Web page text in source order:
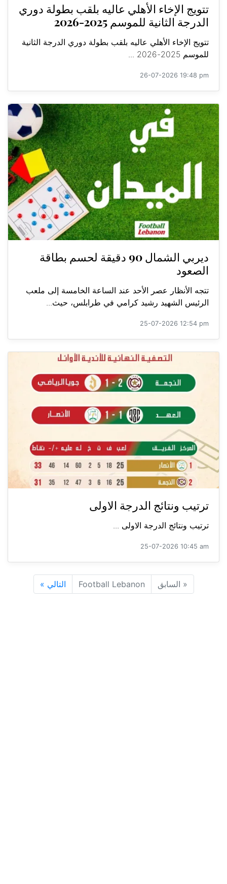
تتويج الإخاء الأهلي عاليه بلقب بطولة دوري
الدرجة الثانية للموسم 2025-2026
تتويج الإخاء الأهلي عاليه بلقب بطولة دوري الدرجة الثانية
للموسم 2025-2026 ...
26-07-2026 19:48 pm
ديربي الشمال 90 دقيقة لحسم بطاقة
الصعود
تتجه الأنظار عصر الأحد عند الساعة الخامسة إلى ملعب
الرئيس الشهيد رشيد كرامي في طرابلس، حيث...
25-07-2026 12:54 pm
ترتيب ونتائج الدرجة الاولى
ترتيب ونتائج الدرجة الاولى ...
25-07-2026 10:45 am
« السابق Football Lebanon التالي »